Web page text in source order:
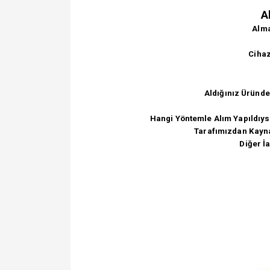
Aldığınız
Hangi Yöntemle Alım
Tarafımızdan
Diğer